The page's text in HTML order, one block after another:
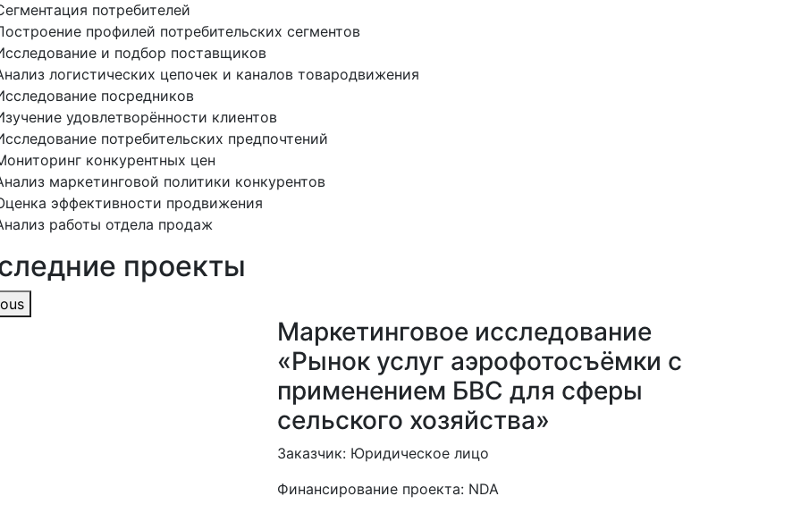
потребителей
профилей потребительских сегментов
и подбор поставщиков
логистических цепочек и каналов товародвижения
посредников
удовлетворённости клиентов
потребительских предпочтений
конкурентных цен
маркетинговой политики конкурентов
эффективности продвижения
работы отдела продаж
проекты
Маркетинговое исследование
«Рынок услуг аэрофотосъёмки с
применением БВС для сферы
сельского хозяйства»
Заказчик: Юридическое лицо
Финансирование проекта: NDA